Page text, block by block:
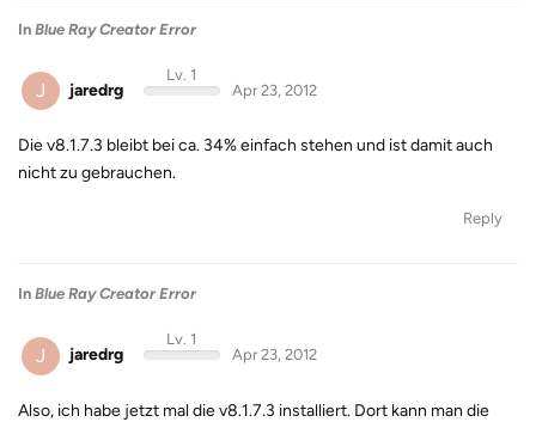
In Blue Ray Creator Error
J jaredrg
Lv. 1
Apr 23, 2012
Die v8.1.7.3 bleibt bei ca. 34% einfach stehen und ist damit auch
nicht zu gebrauchen.
Reply
In Blue Ray Creator Error
J jaredrg
Lv. 1
Apr 23, 2012
Also, ich habe jetzt mal die v8.1.7.3 installiert. Dort kann man die